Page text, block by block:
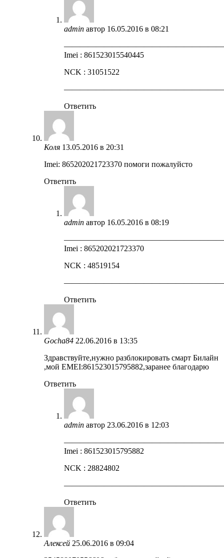
admin автор 16.05.2016 в 08:21
Imei : 861523015540445
NCK : 31051522
Ответить
Коля 13.05.2016 в 20:31
Imei: 865202021723370 помоги пожалуйсто
Ответить
admin автор 16.05.2016 в 08:19
Imei : 865202021723370
NCK : 48519154
Ответить
Gocha84 22.06.2016 в 13:35
Здравствуйте,нужно разблокировать смарт Билайн
,мой EMEI:861523015795882,заранее благодарю
Ответить
admin автор 23.06.2016 в 12:03
Imei : 861523015795882
NCK : 28824802
Ответить
Алексей 25.06.2016 в 09:04